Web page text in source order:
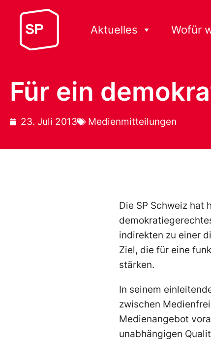
Aktuelles Wofür
Für ein
23. Juli 2013 Medienmitteilungen
Die SP Schweiz hat
indirekten zu einer
Ziel, die für eine
stärken.
In seinem
zwischen
Medienangebot
unabhängigen